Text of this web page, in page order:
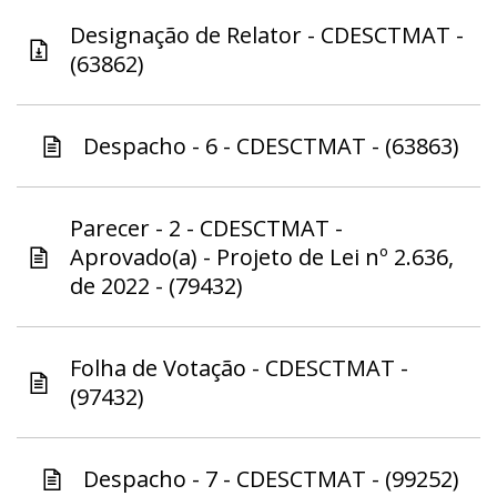
Designação de Relator - CDESCTMAT -
(63862)
Despacho - 6 - CDESCTMAT - (63863)
Parecer - 2 - CDESCTMAT -
Aprovado(a) - Projeto de Lei nº 2.636,
de 2022 - (79432)
Folha de Votação - CDESCTMAT -
(97432)
Despacho - 7 - CDESCTMAT - (99252)